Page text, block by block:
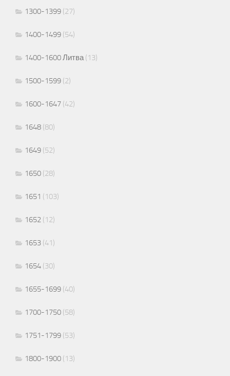
1300-1399 (27)
1400-1499 (54)
1400-1600 Литва(13)
1500-1599 (2)
1600-1647 (42)
1648 (80)
1649 (52)
1650 (28)
1651 (103)
1652 (12)
1653 (41)
1654 (30)
1655-1699 (40)
1700-1750 (58)
1751-1799 (53)
1800-1900 (13)